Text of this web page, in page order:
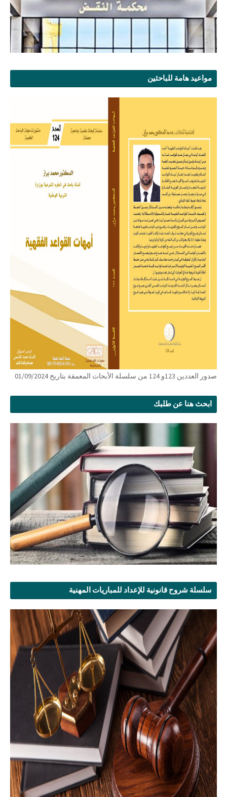
مواعيد هامة للباحثين
صدور العددين 123و 124 من سلسلة الأبحاث المعمقة بتاريخ 01/09/2024
ابحث هنا عن طلبك
سلسلة شروح قانونية للإعداد للمباريات المهنية